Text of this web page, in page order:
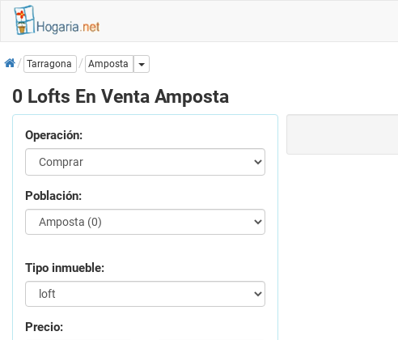
InicioTarragona Amposta Dropdown
0 Lofts En Venta Amposta
Operación:
Población:
Tipo inmueble:
Precio: